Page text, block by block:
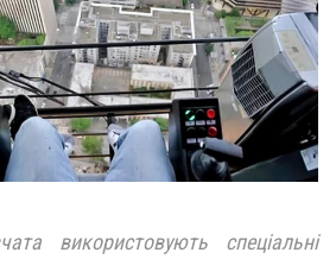
використовують спеціальні